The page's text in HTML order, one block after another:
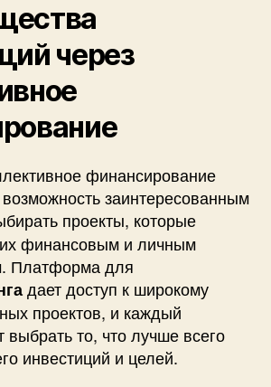
через
финансирование
заинтересованным
проекты, которые
их финансовым и личным
Платформа для
дает доступ к широкому
проектов, и каждый
выбрать то, что лучше всего
инвестиций и целей.